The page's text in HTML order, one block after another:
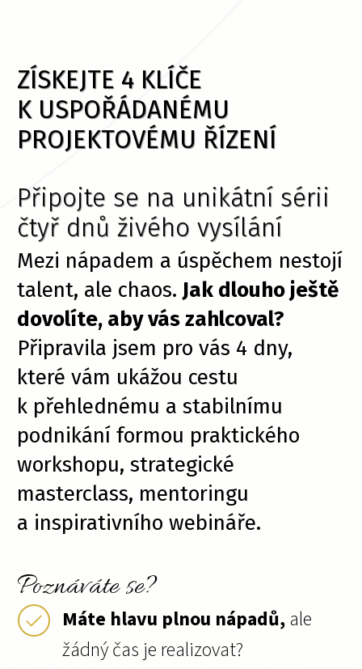
ZÍSKEJTE 4 KLÍČE
K USPOŘÁDANÉMU
PROJEKTOVÉMU ŘÍZENÍ
Připojte se na unikátní sérii
čtyř dnů živého vysílání
Mezi nápadem a úspěchem nestojí
talent, ale chaos. Jak dlouho ještě
dovolíte, aby vás zahlcoval?
Připravila jsem pro vás 4 dny,
které vám ukážou cestu
k přehlednému a stabilnímu
podnikání formou praktického
workshopu, strategické
masterclass, mentoringu
a inspirativního webináře.
Poznáváte se?
Máte hlavu plnou nápadů,ale
žádný čas je realizovat?